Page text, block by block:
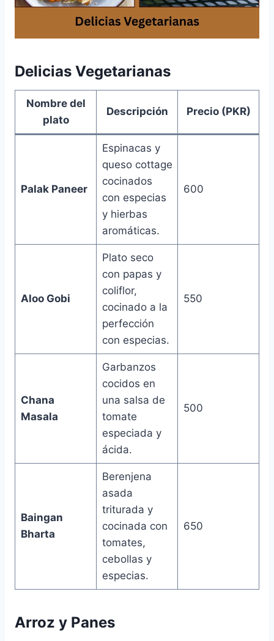
Delicias Vegetarianas
Nombre del
plato
Descripción Precio (PKR)
Palak Paneer
Espinacas y
queso cottage
cocinados
con especias
y hierbas
aromáticas.
600
Aloo Gobi
Plato seco
con papas y
coliflor,
cocinado a la
perfección
con especias.
550
Chana
Masala
Garbanzos
cocidos en
una salsa de
tomate
especiada y
ácida.
500
Baingan
Bharta
Berenjena
asada
triturada y
cocinada con
tomates,
cebollas y
especias.
650
Arroz y Panes